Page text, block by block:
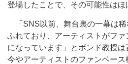
登場したことで、その可能性はほ
「SNS以前、舞台裏の一幕は稀
ふれており、アーティストがフ
になっています」とボンド教授
今やアーティストのファンベー